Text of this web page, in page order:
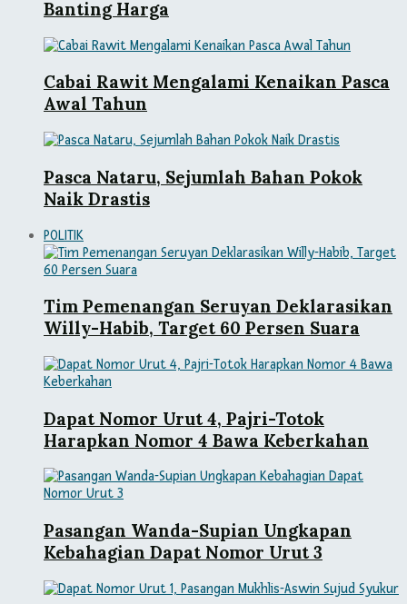
Banting Harga
Cabai Rawit Mengalami Kenaikan Pasca
Awal Tahun
Pasca Nataru, Sejumlah Bahan Pokok
Naik Drastis
POLITIK
Tim Pemenangan Seruyan Deklarasikan
Willy-Habib, Target 60 Persen Suara
Dapat Nomor Urut 4, Pajri-Totok
Harapkan Nomor 4 Bawa Keberkahan
Pasangan Wanda-Supian Ungkapan
Kebahagian Dapat Nomor Urut 3